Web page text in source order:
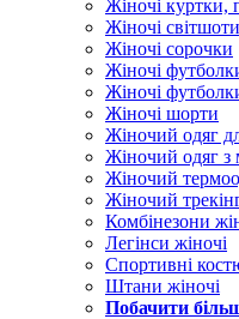
Жіночі куртки,
Жіночі
Жіночі сорочки
Жіночі
Жіночі
Жіночі шорти
Жіночий одяг
Жіночий одяг з
Жіночий
Жіночий
Комбінезони
Легінси жіночі
Спортивні
Штани жіночі
Побачити